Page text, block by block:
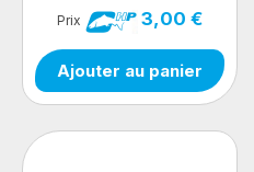
Prix 3,00 €
Ajouter au panier